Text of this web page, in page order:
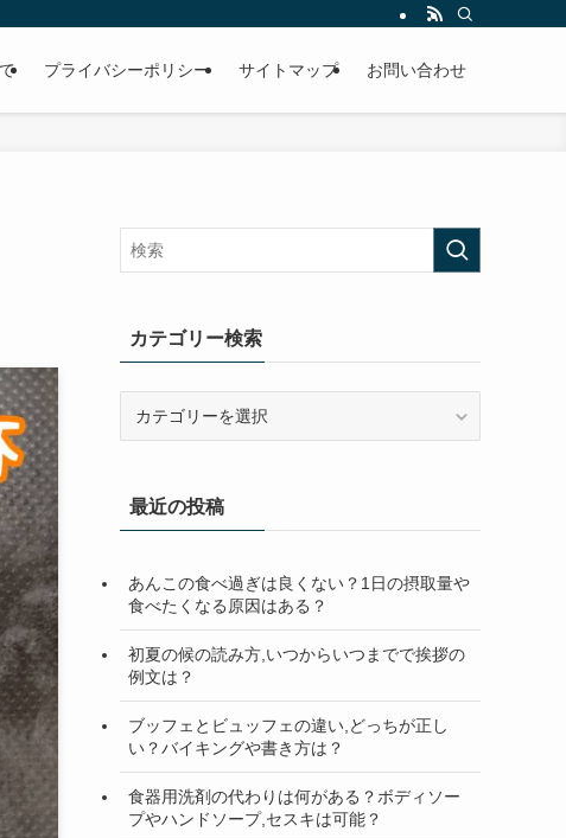
プライバシーポリシー サイトマップ お問い合わせ
カテゴリー検索
ー
検
最近の投稿
あんこの食べ過ぎは良くない？1日の摂取量や
食べたくなる原因はある？
初夏の候の読み方,いつからいつまでで挨拶の
例文は？
ブッフェとビュッフェの違い,どっちが正し
い？バイキングや書き方は？
食器用洗剤の代わりは何がある？ボディソー
プやハンドソープ,セスキは可能？